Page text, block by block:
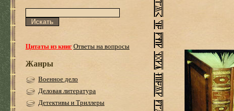
Цитаты из книгОтветы на вопросы
Жанры
Военное дело
Деловая литература
Детективы и Триллеры